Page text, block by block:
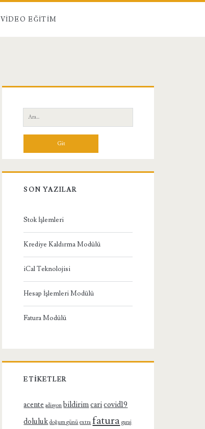
VIDEO EĞITIM
Yan
Menü
Ara:
SON YAZILAR
Stok İşlemleri
Krediye Kaldırma Modülü
iCal Teknolojisi
Hesap İşlemleri Modülü
Fatura Modülü
ETIKETLER
acente adisyon bildirimcaricovid19
doluluk doğum günü extra fatura garaj